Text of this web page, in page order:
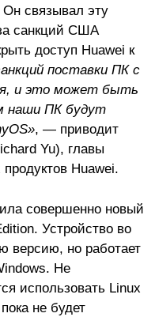
Он связывал эту
санкций США
доступ Huawei к
поставки ПК с
и это может быть
наши ПК будут
, — приводит
Yu), главы
Huawei.
совершенно новый
Устройство во
версию, но работает
Не
использовать Linux
не будет